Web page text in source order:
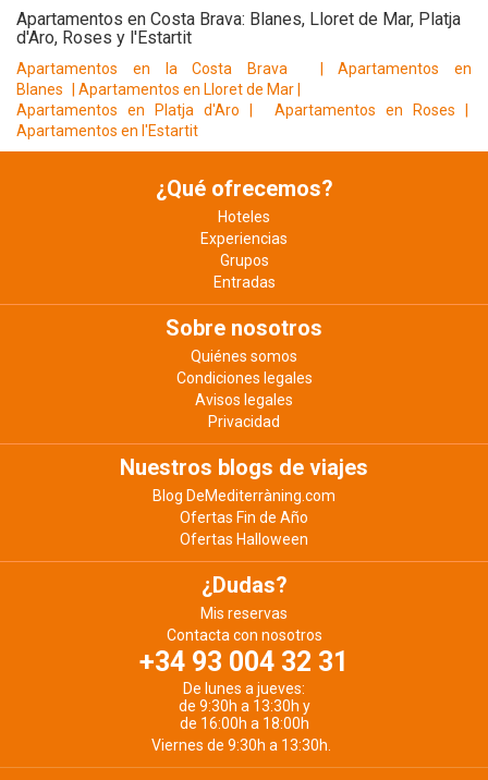
Apartamentos en Costa Brava: Blanes, Lloret de Mar, Platja
d'Aro, Roses y l'Estartit
Apartamentos en la Costa Brava
Apartamentos en
Blanes
Apartamentos en Lloret de Mar
Apartamentos en Platja d'Aro |
Apartamentos en Roses |
Apartamentos en l'Estartit
¿Qué ofrecemos?
Hoteles
Experiencias
Grupos
Entradas
Sobre nosotros
Quiénes somos
Condiciones legales
Avisos legales
Privacidad
Nuestros blogs de viajes
Blog DeMediterràning.com
Ofertas Fin de Año
Ofertas Halloween
¿Dudas?
Mis reservas
Contacta con nosotros
+34 93 004 32 31
De lunes a jueves:
de 9:30h a 13:30h y
de 16:00h a 18:00h
Viernes de 9:30h a 13:30h.